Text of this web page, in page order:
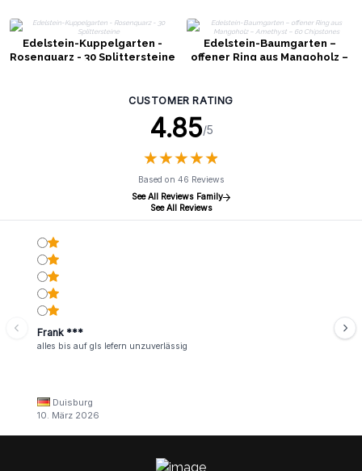
Edelstein-Kuppelgarten -
Rosenquarz - 30 Splittersteine
Edelstein-Baumgarten –
offener Ring aus Mangoholz –
CUSTOMER RATING
4.85/5
★★★★★
★★★★★
Based on 46 Reviews
See All Reviews Family
See All Reviews
Frank ***
alles bis auf gls lefern unzuverlässig
Duisburg
10. März 2026